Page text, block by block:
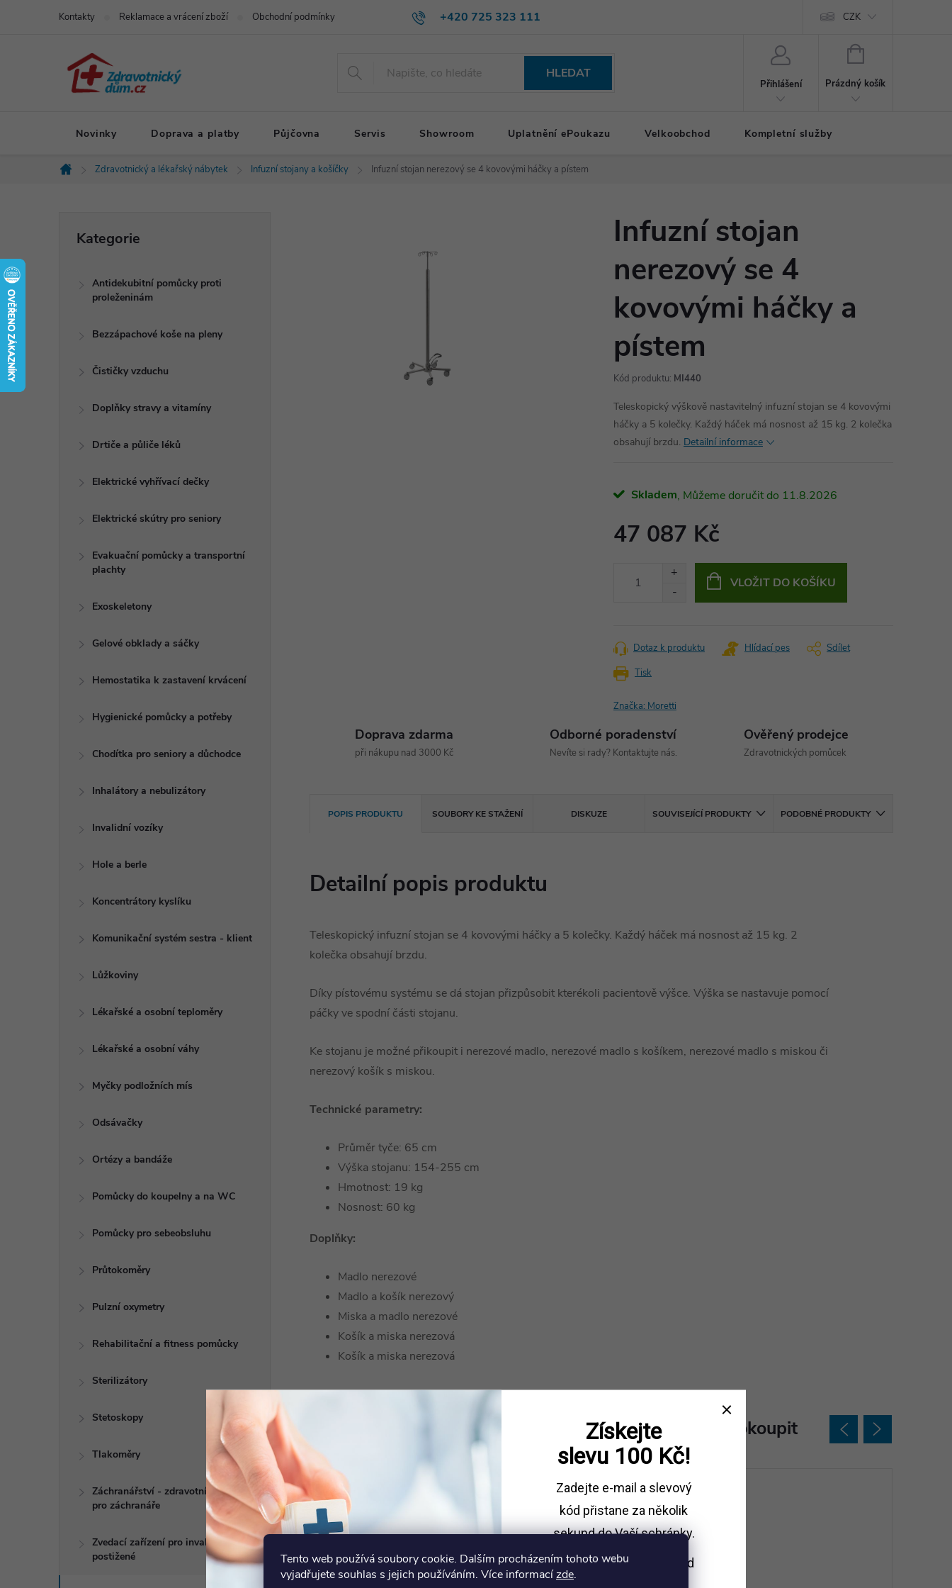
Tento web používá soubory cookie. Dalším procházením tohoto webu
vyjadřujete souhlas s jejich používáním. Více informacízde.
+420 725 323 111
Kontakty Reklamace a vrácení zboží Obchodní podmínky CZK
HLEDAT
Přihlášení
NÁKUPNÍ
Prázdný košík
Novinky Doprava a platby Půjčovna Servis Showroom Uplatnění ePoukazu Velkoobchod Kompletní služby
Domů
Zdravotnický a lékařský nábytek Infuzní stojany a košíčky Infuzní stojan nerezový se 4 kovovými háčky a pístem
kategorie
Kategorie
Antidekubitní pomůcky proti
proleženinám
Bezzápachové koše na pleny
Čističky vzduchu
Doplňky stravy a vitamíny
Drtiče a půliče léků
Elektrické vyhřívací dečky
Elektrické skútry pro seniory
Evakuační pomůcky a transportní
plachty
Exoskeletony
Gelové obklady a sáčky
Hemostatika k zastavení krvácení
Hygienické pomůcky a potřeby
Chodítka pro seniory a důchodce
Inhalátory a nebulizátory
Invalidní vozíky
Hole a berle
Koncentrátory kyslíku
Komunikační systém sestra - klient
Lůžkoviny
Lékařské a osobní teploměry
Lékařské a osobní váhy
Myčky podložních mís
Odsávačky
Ortézy a bandáže
Pomůcky do koupelny a na WC
Pomůcky pro sebeobsluhu
Průtokoměry
Pulzní oxymetry
Rehabilitační a fitness pomůcky
Sterilizátory
Stetoskopy
Tlakoměry
Záchranářství - zdravotní potřeby
pro záchranáře
Zvedací zařízení pro invalidy a
postižené
Infuzní stojan
nerezový se 4
kovovými háčky a
pístem
Kód produktu: MI440
Teleskopický výškově nastavitelný infuzní stojan se 4 kovovými
háčky a 5 kolečky. Každý háček má nosnost až 15 kg. 2 kolečka
obsahují brzdu. Detailní informace
Skladem 11.8.2026
47 087 Kč
VLOŽIT DO KOŠÍKU
Tisk
Dotaz k produktu Hlídací pes Sdílet
Značka: Moretti
Doprava zdarma
při nákupu nad 3000 Kč
Odborné poradenství
Nevíte si rady? Kontaktujte nás.
Ověřený prodejce
Zdravotnických pomůcek
POPIS PRODUKTU SOUBORY KE STAŽENÍ DISKUZE SOUVISEJÍCÍ PRODUKTY PODOBNÉ PRODUKTY
Detailní popis produktu
Teleskopický infuzní stojan se 4 kovovými háčky a 5 kolečky. Každý háček má nosnost až 15 kg. 2
kolečka obsahují brzdu.
Díky pístovému systému se dá stojan přizpůsobit kterékoli pacientově výšce. Výška se nastavuje pomocí
páčky ve spodní části stojanu.
Ke stojanu je možné přikoupit i nerezové madlo, nerezové madlo s košíkem, nerezové madlo s miskou či
nerezový košík s miskou.
Technické parametry:
Průměr tyče: 65 cm
Výška stojanu: 154-255 cm
Hmotnost: 19 kg
Nosnost: 60 kg
Doplňky:
Madlo nerezové
Madlo a košík nerezový
Miska a madlo nerezové
Košík a miska nerezová
Košík a miska nerezová
K tomuto produktu doporučujeme ještě dokoupit
Získejte
slevu 100 Kč!
Zadejte e-mail a slevový
kód přistane za několik
sekund do Vaší schránky.
Sleva platí při nákupu
nad